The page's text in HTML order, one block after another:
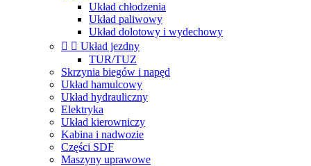
Układ chłodzenia
Układ paliwowy
Układ dolotowy i wydechowy
  Układ jezdny
TUR/TUZ
Skrzynia biegów i napęd
Układ hamulcowy
Układ hydrauliczny
Elektryka
Układ kierowniczy
Kabina i nadwozie
Części SDF
Maszyny uprawowe